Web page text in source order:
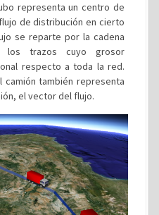
representa un centro de
de distribución en cierto
se reparte por la cadena
los trazos cuyo grosor
respecto a toda la red.
también representa
el vector del flujo.